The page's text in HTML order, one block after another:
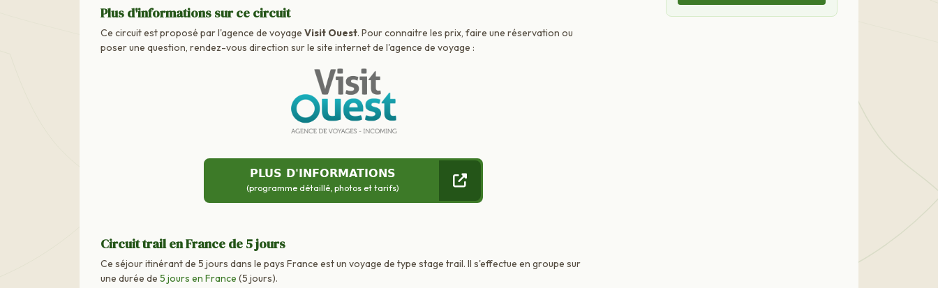
Plus d'informations sur ce circuit
Ce circuit est proposé par l'agence de voyage Visit Ouest. Pour connaitre les prix, faire une réservation ou
poser une question, rendez-vous direction sur le site internet de l'agence de voyage :
PLUS D'INFORMATIONS
(programme détaillé, photos et tarifs)
Circuit trail en France de 5 jours
Ce séjour itinérant de 5 jours dans le pays France est un voyage de type stage trail. Il s'effectue en groupe sur
une durée de 5 jours en France (5 jours).